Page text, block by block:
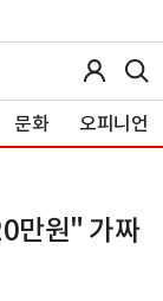
문화 오피니언
만원" 가짜